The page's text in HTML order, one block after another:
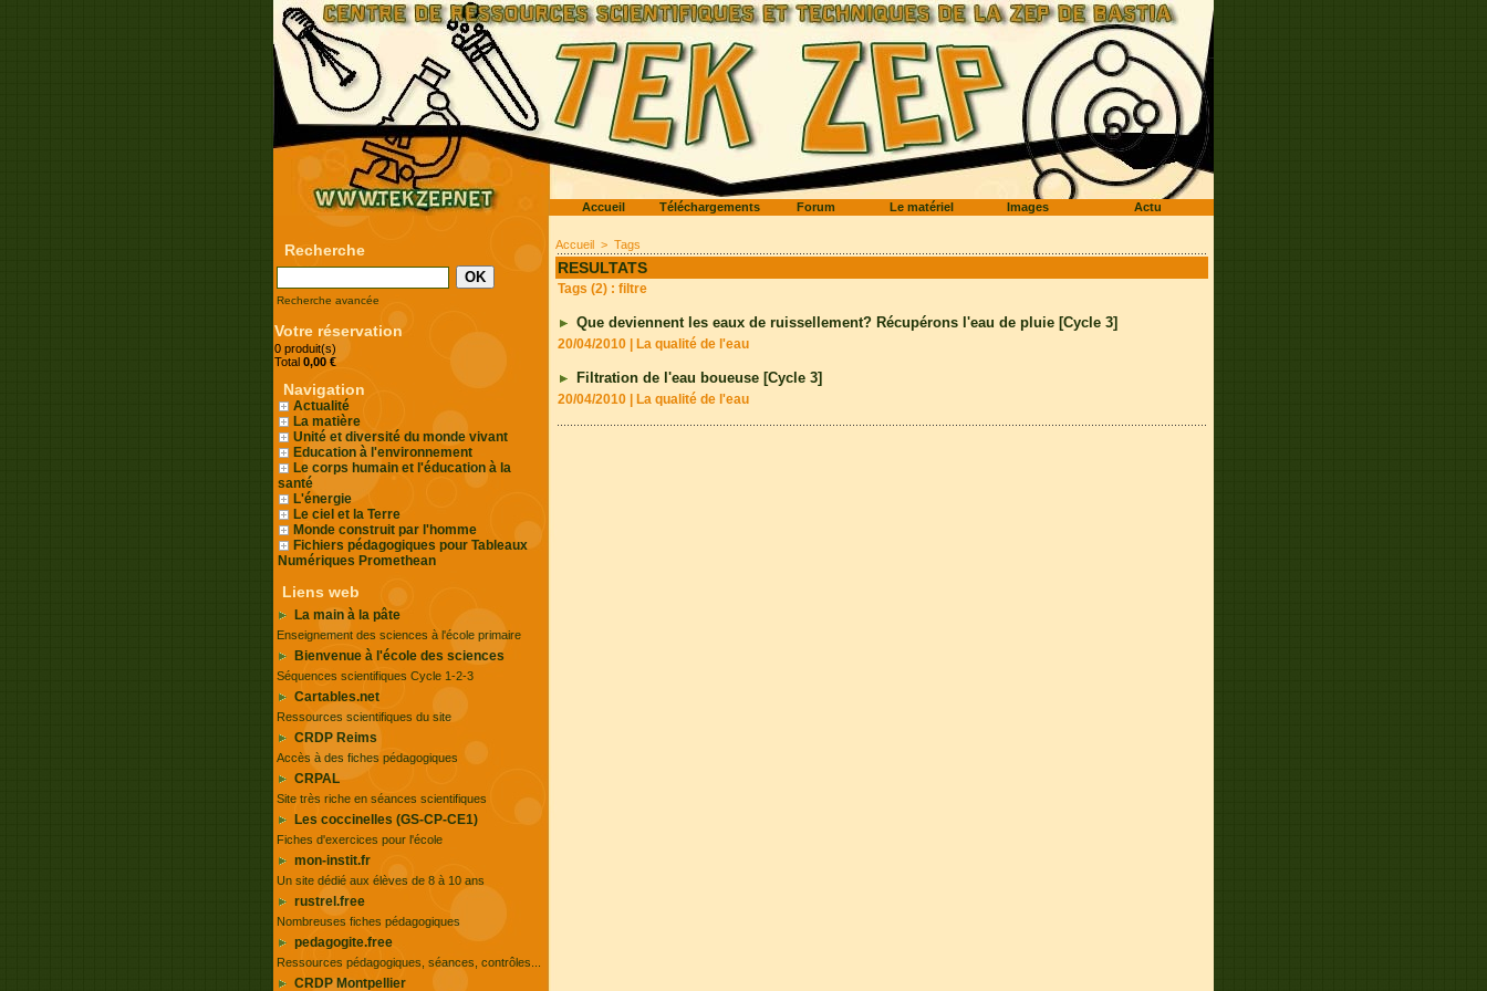
Accueil Téléchargements Forum Le matériel Images Actu
Recherche
Recherche avancée
Votre réservation
0 produit(s)
Total 0,00 €
Navigation
Actualité
La matière
Unité et diversité du monde vivant
Education à l'environnement
Le corps humain et l'éducation à la
santé
L'énergie
Le ciel et la Terre
Monde construit par l'homme
Fichiers pédagogiques pour Tableaux
Numériques Promethean
Liens web
La main à la pâte
Enseignement des sciences à l'école primaire
Bienvenue à l'école des sciences
Séquences scientifiques Cycle 1-2-3
Cartables.net
Ressources scientifiques du site
CRDP Reims
Accès à des fiches pédagogiques
CRPAL
Site très riche en séances scientifiques
Les coccinelles (GS-CP-CE1)
Fiches d'exercices pour l'école
mon-instit.fr
Un site dédié aux élèves de 8 à 10 ans
rustrel.free
Nombreuses fiches pédagogiques
pedagogite.free
Ressources pédagogiques, séances, contrôles...
CRDP Montpellier
Accueil > Tags
RESULTATS
Tags (2) : filtre
Que deviennent les eaux de ruissellement? Récupérons l'eau de pluie [Cycle 3]
20/04/2010 La qualité de l'eau
Filtration de l'eau boueuse [Cycle 3]
20/04/2010 La qualité de l'eau